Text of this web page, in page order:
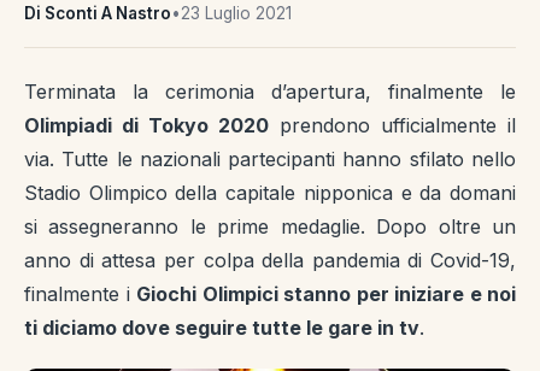
Di Sconti A Nastro•23 Luglio 2021
Terminata la cerimonia d’apertura, finalmente le
Olimpiadi di Tokyo 2020 prendono ufficialmente il
via. Tutte le nazionali partecipanti hanno sfilato nello
Stadio Olimpico della capitale nipponica e da domani
si assegneranno le prime medaglie. Dopo oltre un
anno di attesa per colpa della pandemia di Covid-19,
finalmente i Giochi Olimpici stanno per iniziare e noi
ti diciamo dove seguire tutte le gare in tv.